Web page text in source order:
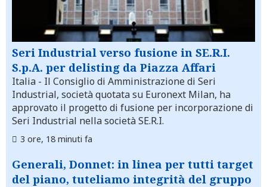
Seri Industrial verso fusione in SE.R.I.
S.p.A. per delisting da Piazza Affari
Italia - Il Consiglio di Amministrazione di Seri
Industrial, società quotata su Euronext Milan, ha
approvato il progetto di fusione per incorporazione di
Seri Industrial nella società SE.R.I.
3 ore, 18 minuti fa
Generali, Donnet: in linea per tutti target
del piano, tuteliamo integrità del gruppo